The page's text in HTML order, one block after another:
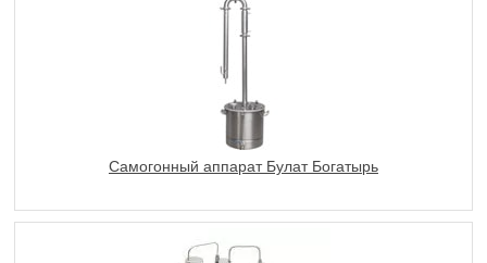
Самогонный аппарат Булат Богатырь